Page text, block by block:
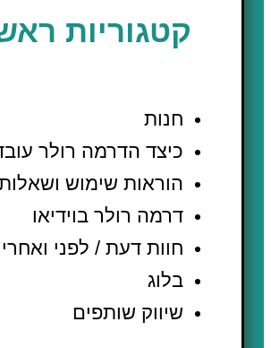
קטגוריות
חנות
כיצד הדרמה רולר
הוראות שימוש
דרמה רולר בוידיאו
חוות דעת / לפני ואחרי
בלוג
שיווק שותפים